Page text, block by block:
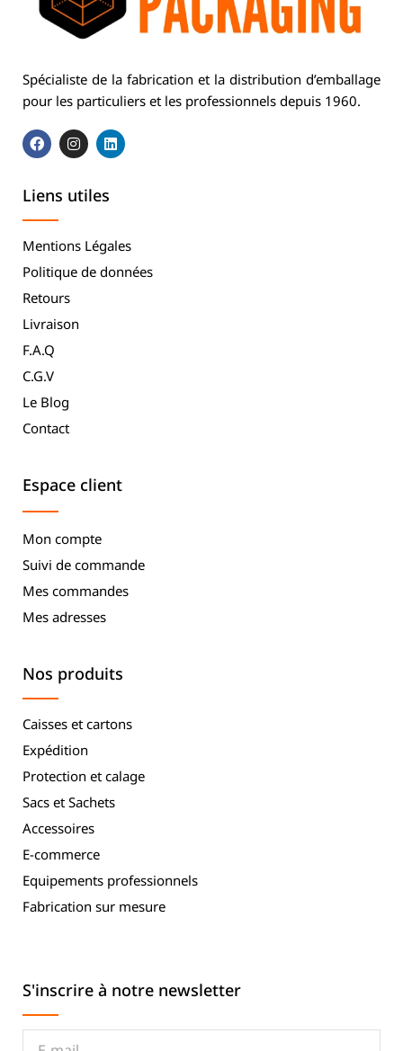
Spécialiste de la fabrication et la distribution d’emballage
pour les particuliers et les professionnels depuis 1960.
Liens utiles
Mentions Légales
Politique de données
Retours
Livraison
F.A.Q
C.G.V
Le Blog
Contact
Espace client
Mon compte
Suivi de commande
Mes commandes
Mes adresses
Nos produits
Caisses et cartons
Expédition
Protection et calage
Sacs et Sachets
Accessoires
E-commerce
Equipements professionnels
Fabrication sur mesure
S'inscrire à notre newsletter